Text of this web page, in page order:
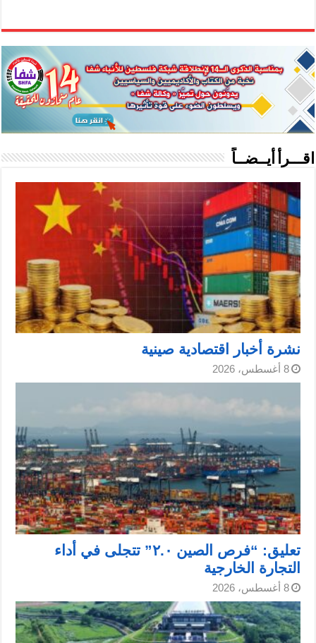
اقـــرأ أيــضــاً
نشرة أخبار اقتصادية صينية
8 أغسطس، 2026
تعليق: “فرص الصين ٢.٠” تتجلى في أداء
التجارة الخارجية
8 أغسطس، 2026